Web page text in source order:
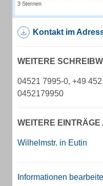
3 Sternen
Kontakt im
WEITERE
04521 7995-0, +49
0452179950
WEITERE EINTRÄGE
Wilhelmstr. in Eutin
Informationen